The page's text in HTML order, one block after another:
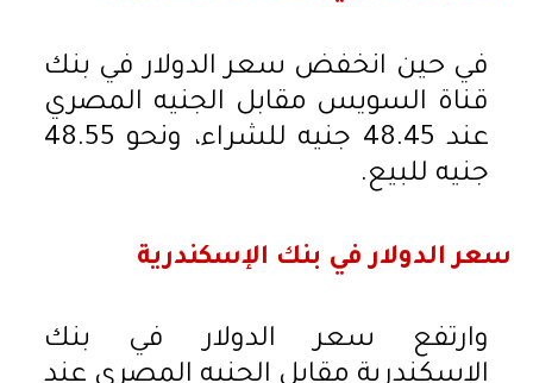
في حين انخفض سعر الدولار في بنك
قناة السويس مقابل الجنيه المصري
عند 48.45 جنيه للشراء، ونحو 48.55
جنيه للبيع.
سعر الدولار في بنك الإسكندرية
وارتفع سعر الدولار في بنك
الإسكندرية مقابل الجنيه المصري عند